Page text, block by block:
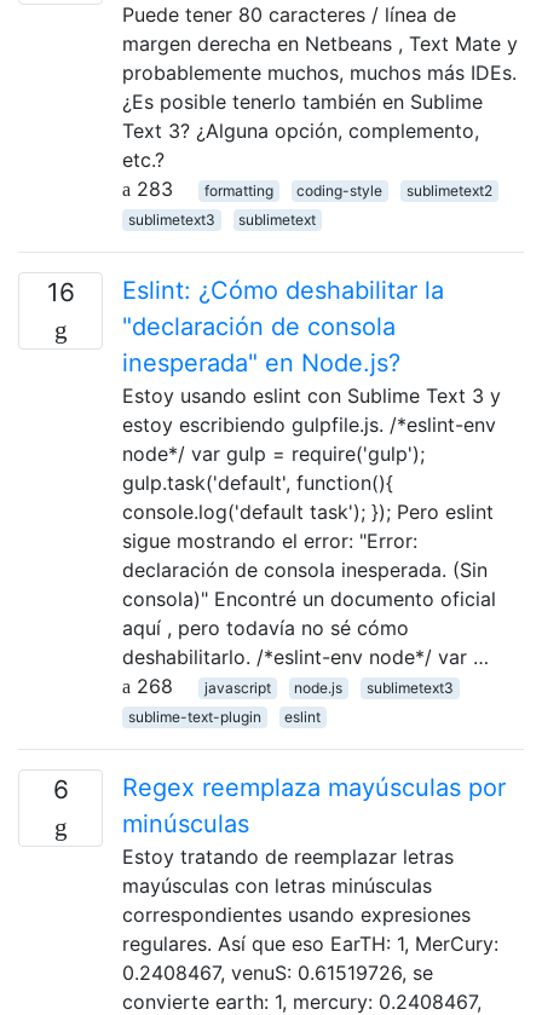
Puede tener 80 caracteres / línea de
margen derecha en Netbeans , Text Mate y
probablemente muchos, muchos más IDEs.
¿Es posible tenerlo también en Sublime
Text 3? ¿Alguna opción, complemento,
etc.?
283
formatting coding-style
sublimetext2
sublimetext3
sublimetext
16
Eslint: ¿Cómo deshabilitar la
"declaración de consola
inesperada" en Node.js?
Estoy usando eslint con Sublime Text 3 y
estoy escribiendo gulpfile.js. /*eslint-env
node*/ var gulp = require('gulp');
gulp.task('default', function(){
console.log('default task'); }); Pero eslint
sigue mostrando el error: "Error:
declaración de consola inesperada. (Sin
consola)" Encontré un documento oficial
aquí , pero todavía no sé cómo
deshabilitarlo. /*eslint-env node*/ var …
268
javascript node.js
sublimetext3
sublime-text-plugin
eslint
6
Regex reemplaza mayúsculas por
minúsculas
Estoy tratando de reemplazar letras
mayúsculas con letras minúsculas
correspondientes usando expresiones
regulares. Así que eso EarTH: 1, MerCury:
0.2408467, venuS: 0.61519726, se
convierte earth: 1, mercury: 0.2408467,